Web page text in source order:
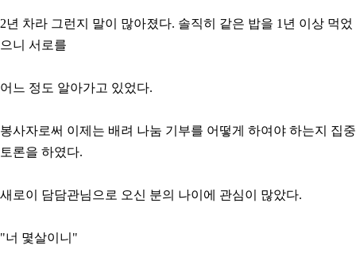
2년 차라 그런지 말이 많아졌다. 솔직히 같은 밥을 1년 이상 먹었
으니 서로를
어느 정도 알아가고 있었다.
봉사자로써 이제는 배려 나눔 기부를 어떻게 하여야 하는지 집중
토론을 하였다.
새로이 담담관님으로 오신 분의 나이에 관심이 많았다.
"너 몇살이니"